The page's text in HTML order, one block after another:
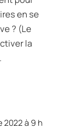
en se
? (Le
la
2022 à 9 h